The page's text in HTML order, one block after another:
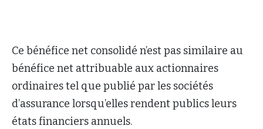
Ce bénéfice net consolidé n’est pas similaire au
bénéfice net attribuable aux actionnaires
ordinaires tel que publié par les sociétés
d’assurance lorsqu’elles rendent publics leurs
états financiers annuels.